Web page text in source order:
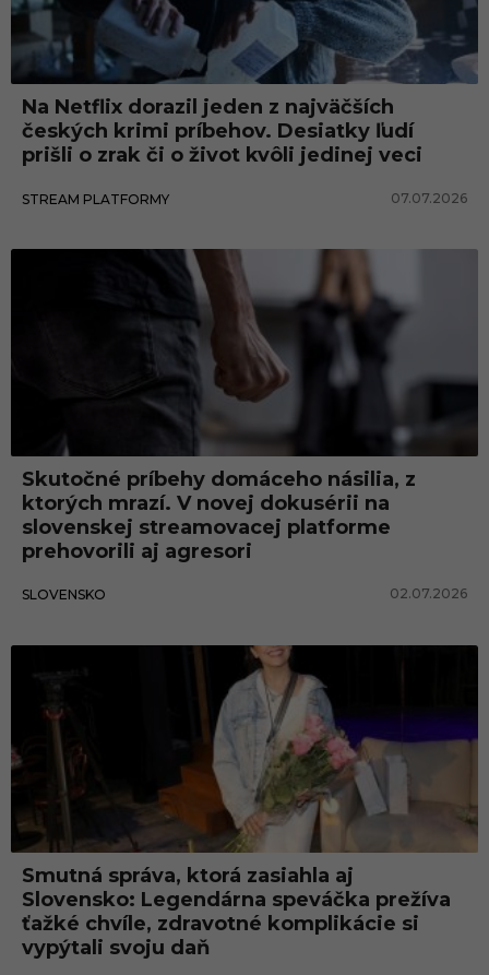
Na Netflix dorazil jeden z najväčších
českých krimi príbehov. Desiatky ľudí
prišli o zrak či o život kvôli jedinej veci
STREAM PLATFORMY 07.07.2026
Skutočné príbehy domáceho násilia, z
ktorých mrazí. V novej dokusérii na
slovenskej streamovacej platforme
prehovorili aj agresori
SLOVENSKO 02.07.2026
Smutná správa, ktorá zasiahla aj
Slovensko: Legendárna speváčka prežíva
ťažké chvíle, zdravotné komplikácie si
vypýtali svoju daň